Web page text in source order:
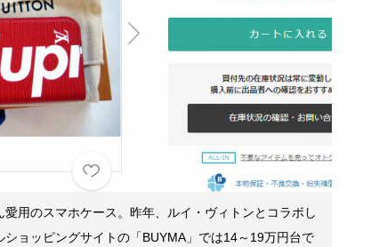
用のスマホケース。昨年、ルイ・ヴィトンとコラボし
ョッピングサイトの「BUYMA」では14～19万円台で